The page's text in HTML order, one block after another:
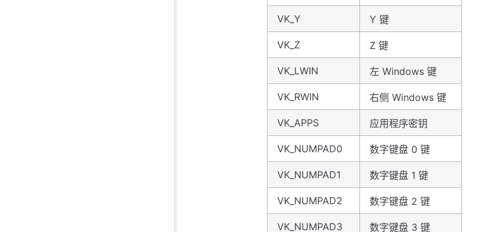
VK_Y Y 键
VK_Z Z 键
VK_LWIN 左 Windows 键
VK_RWIN 右侧 Windows 键
VK_APPS 应用程序密钥
VK_NUMPAD0 数字键盘 0 键
VK_NUMPAD1 数字键盘 1 键
VK_NUMPAD2 数字键盘 2 键
VK_NUMPAD3 数字键盘 3 键